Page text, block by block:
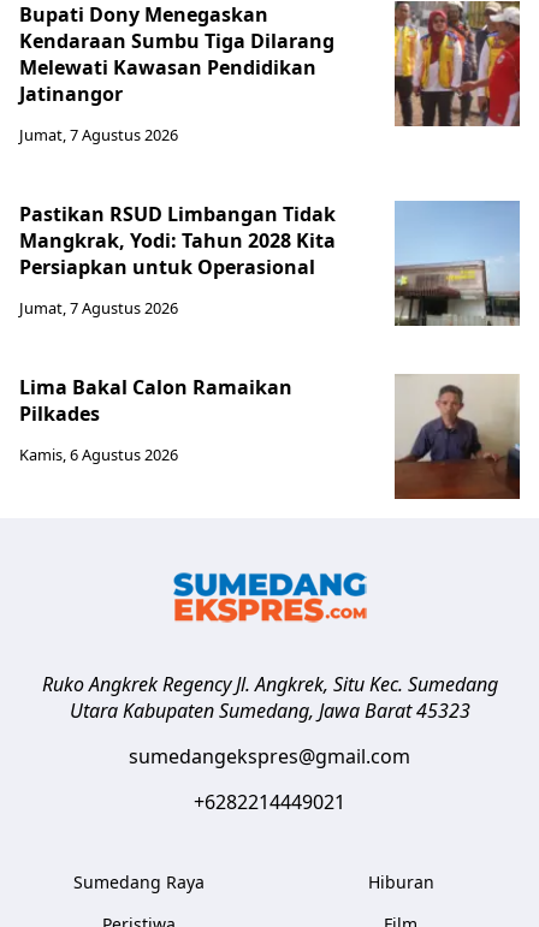
Bupati Dony Menegaskan
Kendaraan Sumbu Tiga Dilarang
Melewati Kawasan Pendidikan
Jatinangor
Jumat, 7 Agustus 2026
Pastikan RSUD Limbangan Tidak
Mangkrak, Yodi: Tahun 2028 Kita
Persiapkan untuk Operasional
Jumat, 7 Agustus 2026
Lima Bakal Calon Ramaikan
Pilkades
Kamis, 6 Agustus 2026
Ruko Angkrek Regency Jl. Angkrek, Situ Kec. Sumedang
Utara Kabupaten Sumedang, Jawa Barat 45323
sumedangekspres@gmail.com
+6282214449021
Sumedang Raya
Hiburan